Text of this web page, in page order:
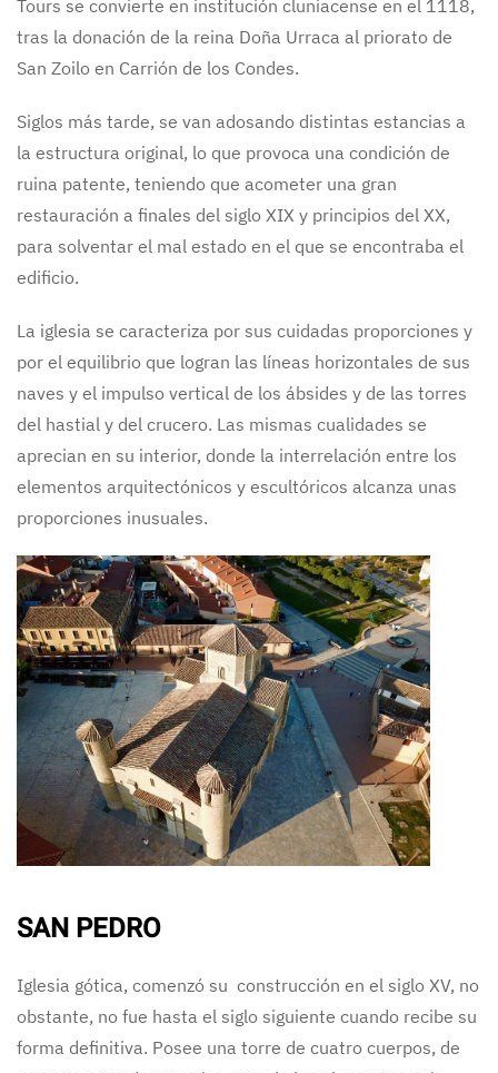
Tours se convierte en institución cluniacense en el 1118,
tras la donación de la reina Doña Urraca al priorato de
San Zoilo en Carrión de los Condes.
Siglos más tarde, se van adosando distintas estancias a
la estructura original, lo que provoca una condición de
ruina patente, teniendo que acometer una gran
restauración a finales del siglo XIX y principios del XX,
para solventar el mal estado en el que se encontraba el
edificio.
La iglesia se caracteriza por sus cuidadas proporciones y
por el equilibrio que logran las líneas horizontales de sus
naves y el impulso vertical de los ábsides y de las torres
del hastial y del crucero. Las mismas cualidades se
aprecian en su interior, donde la interrelación entre los
elementos arquitectónicos y escultóricos alcanza unas
proporciones inusuales.
SAN PEDRO
Iglesia gótica, comenzó su construcción en el siglo XV, no
obstante, no fue hasta el siglo siguiente cuando recibe su
forma definitiva. Posee una torre de cuatro cuerpos, de